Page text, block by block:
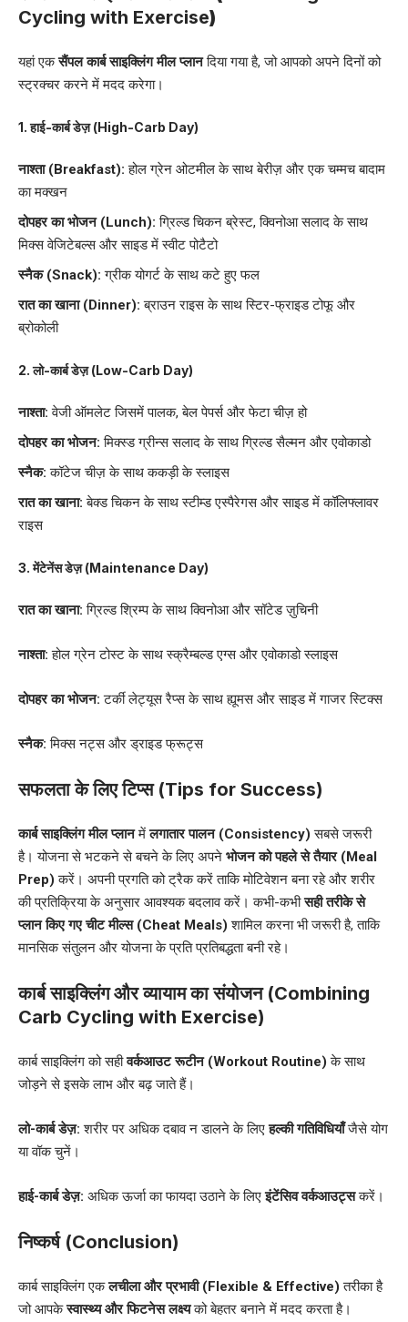
Cycling with Exercise)
यहां एकसैंपल कार्ब साइक्लिंग मील प्लानदिया गया है, जो आपको अपने दिनों को
स्ट्रक्चर करने में मदद करेगा।
1.हाई-कार्ब डेज़ (High-Carb Day)
नाश्ता (Breakfast): होल ग्रेन ओटमील के साथ बेरीज़ और एक चम्मच बादाम
का मक्खन
दोपहर का भोजन (Lunch): ग्रिल्ड चिकन ब्रेस्ट, क्विनोआ सलाद के साथ
मिक्स वेजिटेबल्स और साइड में स्वीट पोटैटो
स्नैक (Snack): ग्रीक योगर्ट के साथ कटे हुए फल
रात का खाना (Dinner): ब्राउन राइस के साथ स्टिर-फ्राइड टोफू और
ब्रोकोली
2.लो-कार्ब डेज़ (Low-Carb Day)
नाश्ता: वेजी ऑमलेट जिसमें पालक, बेल पेपर्स और फेटा चीज़ हो
दोपहर का भोजन: मिक्स्ड ग्रीन्स सलाद के साथ ग्रिल्ड सैल्मन और एवोकाडो
स्नैक: कॉटेज चीज़ के साथ ककड़ी के स्लाइस
रात का खाना: बेक्ड चिकन के साथ स्टीम्ड एस्पैरेगस और साइड में कॉलिफ्लावर
राइस
3.मेंटेनेंस डेज़ (Maintenance Day)
रात का खाना: ग्रिल्ड श्रिम्प के साथ क्विनोआ और सॉटेड ज़ुचिनी
नाश्ता: होल ग्रेन टोस्ट के साथ स्क्रैम्बल्ड एग्स और एवोकाडो स्लाइस
दोपहर का भोजन: टर्की लेट्यूस रैप्स के साथ ह्यूमस और साइड में गाजर स्टिक्स
स्नैक: मिक्स नट्स और ड्राइड फ्रूट्स
सफलता के लिए टिप्स (Tips for Success)
कार्ब साइक्लिंग मील प्लानमेंलगातार पालन (Consistency) सबसे जरूरी
है। योजना से भटकने से बचने के लिए अपने भोजन को पहले से तैयार (Meal
Prep) करें। अपनी प्रगति को ट्रैक करें ताकि मोटिवेशन बना रहे और शरीर
की प्रतिक्रिया के अनुसार आवश्यक बदलाव करें। कभी-कभीसही तरीके से
प्लान किए गए चीट मील्स (Cheat Meals) शामिल करना भी जरूरी है, ताकि
मानसिक संतुलन और योजना के प्रति प्रतिबद्धता बनी रहे।
कार्ब साइक्लिंग और व्यायाम का संयोजन (Combining
Carb Cycling with Exercise)
कार्ब साइक्लिंग को सहीवर्कआउट रूटीन (Workout Routine) के साथ
जोड़ने से इसके लाभ और बढ़ जाते हैं।
लो-कार्ब डेज़: शरीर पर अधिक दबाव न डालने के लिएहल्की गतिविधियाँजैसे योग
या वॉक चुनें।
हाई-कार्ब डेज़: अधिक ऊर्जा का फायदा उठाने के लिएइंटेंसिव वर्कआउट्सकरें।
निष्कर्ष (Conclusion)
कार्ब साइक्लिंग एकलचीला और प्रभावी (Flexible & Effective) तरीका है
जो आपकेस्वास्थ्य और फिटनेस लक्ष्यको बेहतर बनाने में मदद करता है।